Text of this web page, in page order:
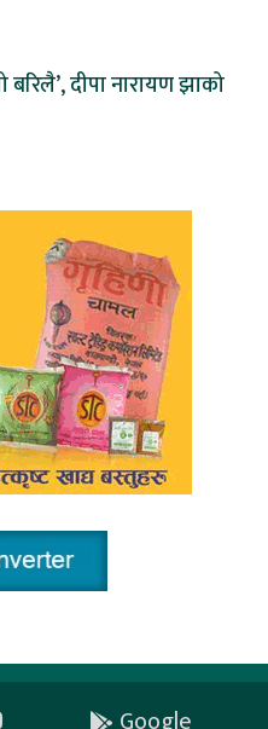
दीपा नारायण झाको